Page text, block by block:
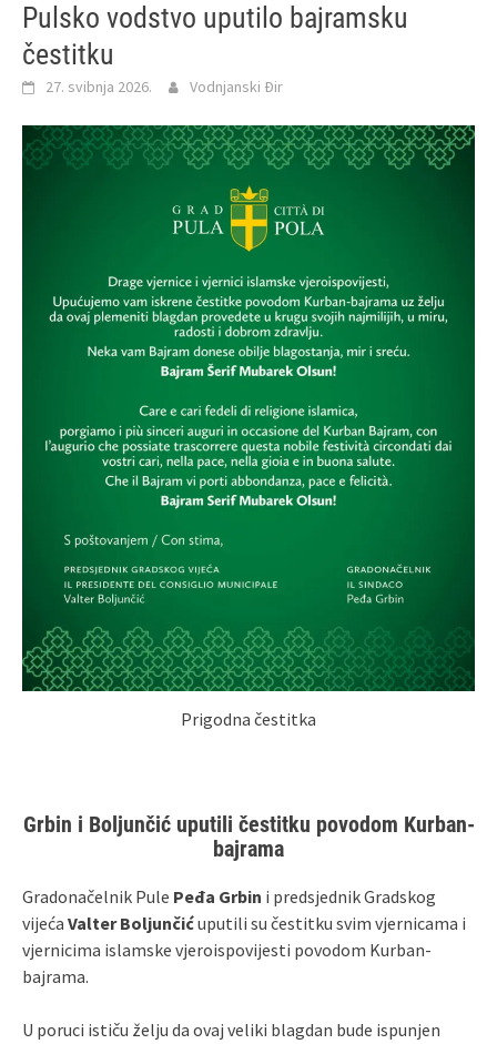
Pulsko vodstvo uputilo bajramsku
čestitku
27. svibnja 2026. Vodnjanski Đir
Prigodna čestitka
Grbin i Boljunčić uputili čestitku povodom Kurban-
bajrama
Gradonačelnik Pule Peđa Grbin i predsjednik Gradskog
vijeća Valter Boljunčićuputili su čestitku svim vjernicama i
vjernicima islamske vjeroispovijesti povodom Kurban-
bajrama.
U poruci ističu želju da ovaj veliki blagdan bude ispunjen